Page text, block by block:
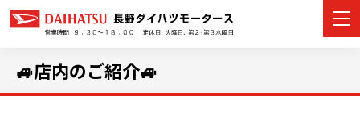
🚙店内のご紹介🚙